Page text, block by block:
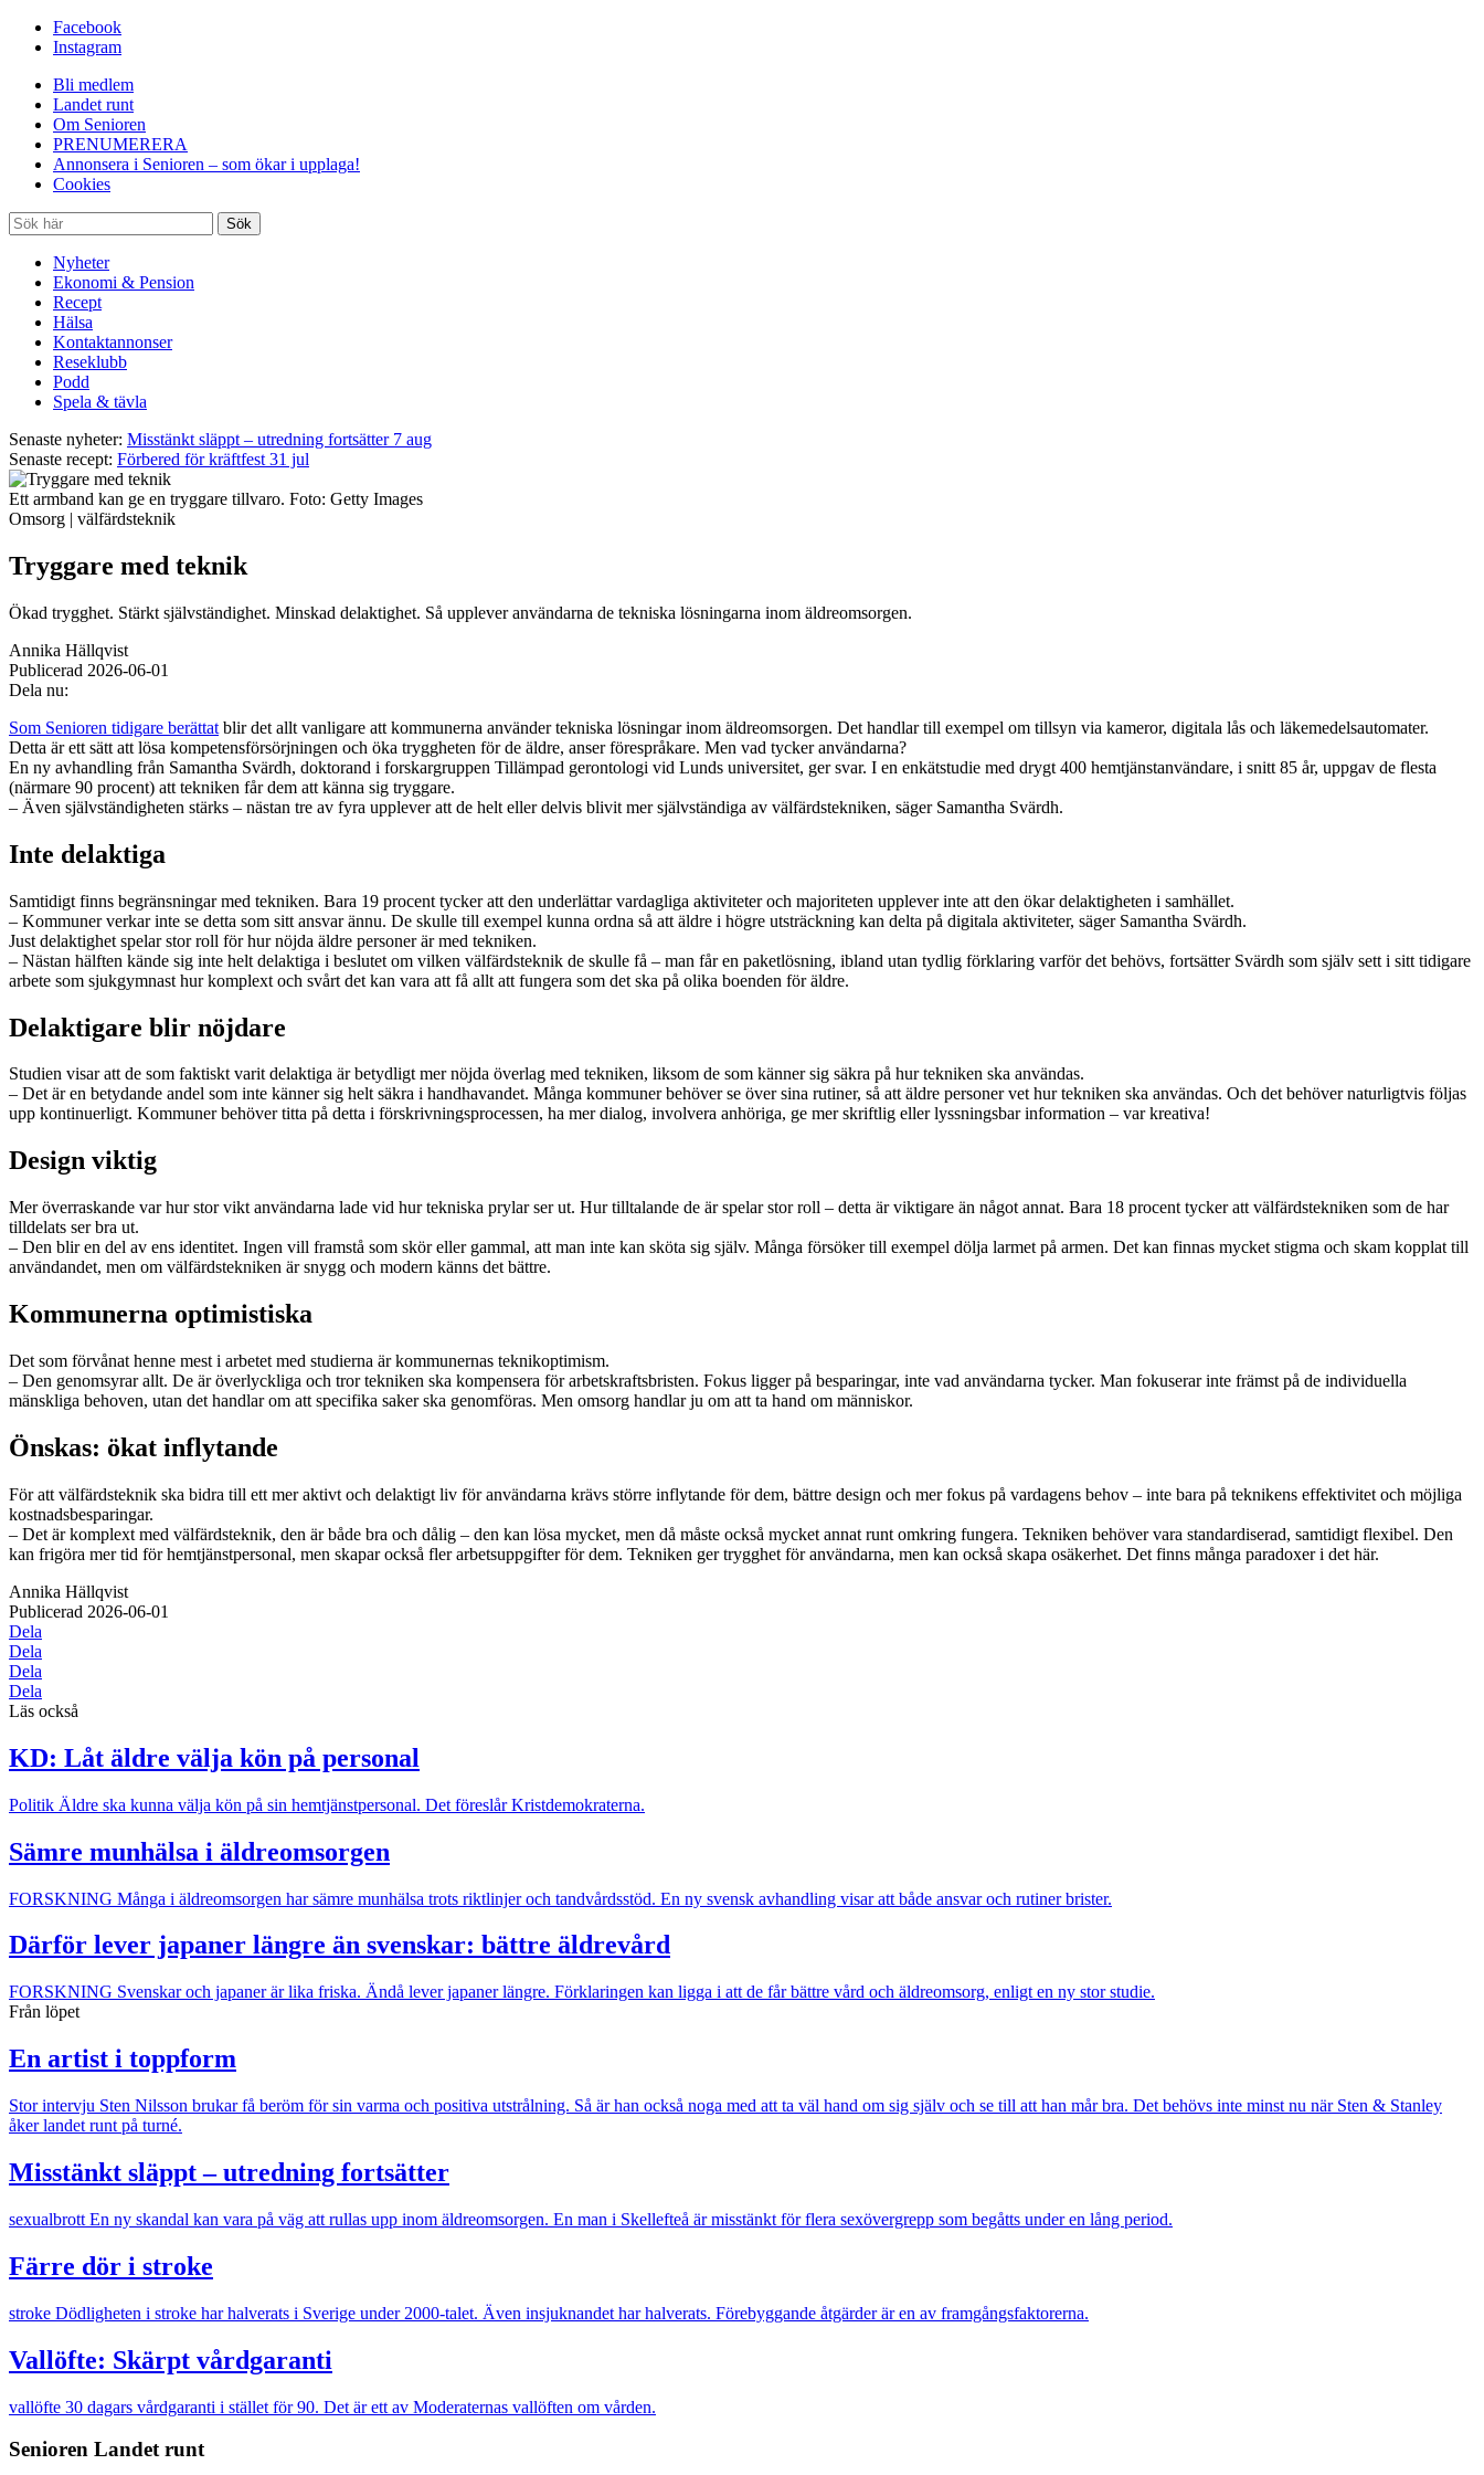
Facebook
Instagram
Bli medlem
Landet runt
Om Senioren
PRENUMERERA
Annonsera i Senioren – som ökar i upplaga!
Cookies
Nyheter
Ekonomi & Pension
Recept
Hälsa
Kontaktannonser
Reseklubb
Podd
Spela & tävla
Senaste nyheter: Misstänkt släppt – utredning fortsätter 7 aug
Senaste nyheter: Reform för äldre kan bli slag i luften
Senastenyheter: Kravet: Nu måste 65-årsgränsen bort
Senastenyheter: Dom öppnar för rätt till garantipension 30 jul
Senastenyheter: Snart kan telefonförsäljning förbjudas i Sverige
Senastenyheter: Liten höjning av garantipensionen
Senastenyheter: Misstänkt släppt – utredning fortsätter
Senaste recept:Ranchdipp med gräddfil, dill och persilja 2 maj
Senaste recept: Förbered för kräftfest 31 jul
Senaste recept:Gott med rött & sött
Senaste recept:Sommarmat på stora fat 3 jul
Senaste recept:Timjankokta jordgubbar med vaniljglass
Senaste recept: Mums med munsbitar
Senaste recept: Ranchdipp med gräddfil, dill och persilja
Ett armband kan ge en tryggare tillvaro. Foto: Getty Images
Omsorg | välfärdsteknik
Tryggare med teknik
Ökad trygghet. Stärkt självständighet. Minskad delaktighet. Så upplever användarna de tekniska lösningarna inom äldreomsorgen.
Annika Hällqvist
Publicerad 2026-06-01
Dela nu:
Som Senioren tidigare berättat blir det allt vanligare att kommunerna använder tekniska lösningar inom äldreomsorgen. Det handlar till exempel om tillsyn via kameror, digitala lås och läkemedelsautomater.
Detta är ett sätt att lösa kompetensförsörjningen och öka tryggheten för de äldre, anser förespråkare. Men vad tycker användarna?
En ny avhandling från Samantha Svärdh, doktorand i forskargruppen Tillämpad gerontologi vid Lunds universitet, ger svar. I en enkätstudie med drygt 400 hemtjänstanvändare, i snitt 85 år, uppgav de flesta
(närmare 90 procent) att tekniken får dem att känna sig tryggare.
– Även självständigheten stärks – nästan tre av fyra upplever att de helt eller delvis blivit mer självständiga av välfärdstekniken, säger Samantha Svärdh.
Inte delaktiga
Samtidigt finns begränsningar med tekniken. Bara 19 procent tycker att den underlättar vardagliga aktiviteter och majoriteten upplever inte att den ökar delaktigheten i samhället.
– Kommuner verkar inte se detta som sitt ansvar ännu. De skulle till exempel kunna ordna så att äldre i högre utsträckning kan delta på digitala aktiviteter, säger Samantha Svärdh.
Just delaktighet spelar stor roll för hur nöjda äldre personer är med tekniken.
– Nästan hälften kände sig inte helt delaktiga i beslutet om vilken välfärdsteknik de skulle få – man får en paketlösning, ibland utan tydlig förklaring varför det behövs, fortsätter Svärdh som själv sett i sitt tidigare
arbete som sjukgymnast hur komplext och svårt det kan vara att få allt att fungera som det ska på olika boenden för äldre.
Delaktigare blir nöjdare
Studien visar att de som faktiskt varit delaktiga är betydligt mer nöjda överlag med tekniken, liksom de som känner sig säkra på hur tekniken ska användas.
– Det är en betydande andel som inte känner sig helt säkra i handhavandet. Många kommuner behöver se över sina rutiner, så att äldre personer vet hur tekniken ska användas. Och det behöver naturligtvis följas
upp kontinuerligt. Kommuner behöver titta på detta i förskrivningsprocessen, ha mer dialog, involvera anhöriga, ge mer skriftlig eller lyssningsbar information – var kreativa!
Design viktig
Mer överraskande var hur stor vikt användarna lade vid hur tekniska prylar ser ut. Hur tilltalande de är spelar stor roll – detta är viktigare än något annat. Bara 18 procent tycker att välfärdstekniken som de har
tilldelats ser bra ut.
– Den blir en del av ens identitet. Ingen vill framstå som skör eller gammal, att man inte kan sköta sig själv. Många försöker till exempel dölja larmet på armen. Det kan finnas mycket stigma och skam kopplat till
användandet, men om välfärdstekniken är snygg och modern känns det bättre.
Kommunerna optimistiska
Det som förvånat henne mest i arbetet med studierna är kommunernas teknikoptimism.
– Den genomsyrar allt. De är överlyckliga och tror tekniken ska kompensera för arbetskraftsbristen. Fokus ligger på besparingar, inte vad användarna tycker. Man fokuserar inte främst på de individuella
mänskliga behoven, utan det handlar om att specifika saker ska genomföras. Men omsorg handlar ju om att ta hand om människor.
Önskas: ökat inflytande
För att välfärdsteknik ska bidra till ett mer aktivt och delaktigt liv för användarna krävs större inflytande för dem, bättre design och mer fokus på vardagens behov – inte bara på teknikens effektivitet och möjliga
kostnadsbesparingar.
– Det är komplext med välfärdsteknik, den är både bra och dålig – den kan lösa mycket, men då måste också mycket annat runt omkring fungera. Tekniken behöver vara standardiserad, samtidigt flexibel. Den
kan frigöra mer tid för hemtjänstpersonal, men skapar också fler arbetsuppgifter för dem. Tekniken ger trygghet för användarna, men kan också skapa osäkerhet. Det finns många paradoxer i det här.
Annika Hällqvist
Publicerad 2026-06-01
Dela
Dela
Dela
Dela
Läs också
KD: Låt äldre välja kön på personal
Politik Äldre ska kunna välja kön på sin hemtjänstpersonal. Det föreslår Kristdemokraterna.
Sämre munhälsa i äldreomsorgen
FORSKNING Många i äldreomsorgen har sämre munhälsa trots riktlinjer och tandvårdsstöd. En ny svensk avhandling visar att både ansvar och rutiner brister.
Därför lever japaner längre än svenskar: bättre äldrevård
FORSKNING Svenskar och japaner är lika friska. Ändå lever japaner längre. Förklaringen kan ligga i att de får bättre vård och äldreomsorg, enligt en ny stor studie.
Från löpet
En artist i toppform
Stor intervju Sten Nilsson brukar få beröm för sin varma och positiva utstrålning. Så är han också noga med att ta väl hand om sig själv och se till att han mår bra. Det behövs inte minst nu när Sten & Stanley
åker landet runt på turné.
Misstänkt släppt – utredning fortsätter
sexualbrott En ny skandal kan vara på väg att rullas upp inom äldreomsorgen. En man i Skellefteå är misstänkt för flera sexövergrepp som begåtts under en lång period.
Färre dör i stroke
stroke Dödligheten i stroke har halverats i Sverige under 2000-talet. Även insjuknandet har halverats. Förebyggande åtgärder är en av framgångsfaktorerna.
Vallöfte: Skärpt vårdgaranti
vallöfte 30 dagars vårdgaranti i stället för 90. Det är ett av Moderaternas vallöften om vården.
Senioren Landet runt